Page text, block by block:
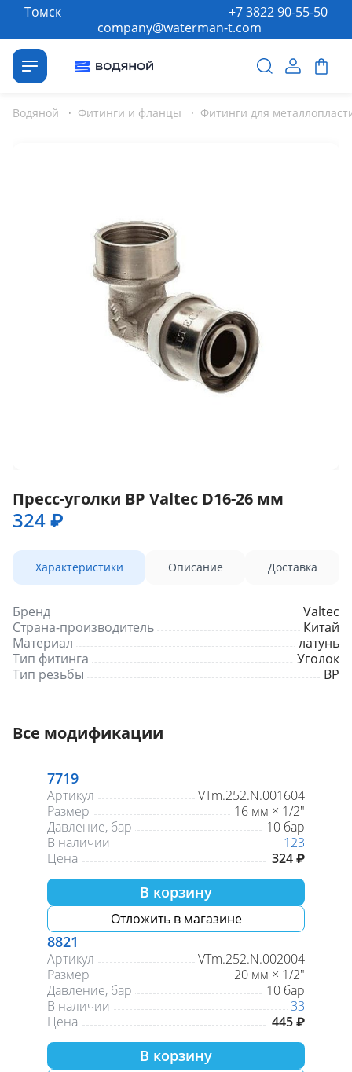
Томск
company@waterman-t.com
+7 3822 90-55-50
Водяной · Фитинги и фланцы · Фитинги для
Пресс-уголки ВР Valtec D16-26 мм
324 ₽
Характеристики Описание Доставка
Бренд
Valtec
Страна-производитель
Китай
Материал
латунь
Тип фитинга
Уголок
Тип резьбы
ВР
Все модификации
7719
Артикул
VTm.252.N.001604
Размер
16 мм × 1/2"
Давление, бар
10 бар
В наличии
123
Цена
324 ₽
В корзину
Отложить в магазине
8821
Артикул
VTm.252.N.002004
Размер
20 мм × 1/2"
Давление, бар
10 бар
В наличии
33
Цена
445 ₽
В корзину